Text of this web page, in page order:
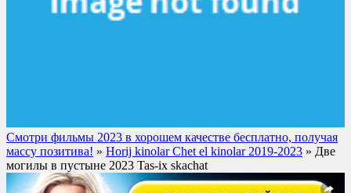
Смотри фильмы 2023 в хорошем качестве бесплатно, получая
массу позитива! » Horij kinolar Chet el kinolar 2019-2023 » Две
могилы в пустыне 2023 Tas-ix skachat